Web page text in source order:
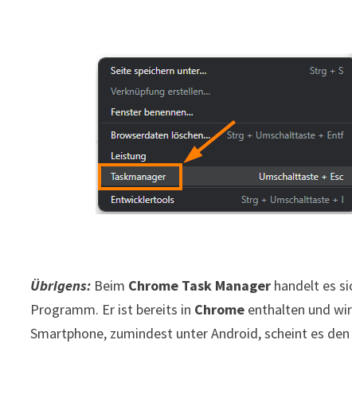
Übrigens: Beim Chrome Task Manager handelt es
Programm. Er ist bereits in Chrome enthalten und
Smartphone, zumindest unter Android, scheint es den